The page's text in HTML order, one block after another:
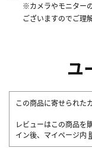
※カメラやモニター
ございますのでご理
ユ
この商品に寄せられた
レビューはこの商品を
イン後、マイページ内